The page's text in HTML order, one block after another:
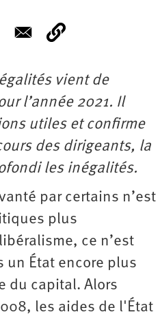
vient de
l’année 2021. Il
utiles et confirme
des dirigeants, la
les inégalités.
par certains n’est
plus
ce n’est
un État encore plus
du capital. Alors
les aides de l'État